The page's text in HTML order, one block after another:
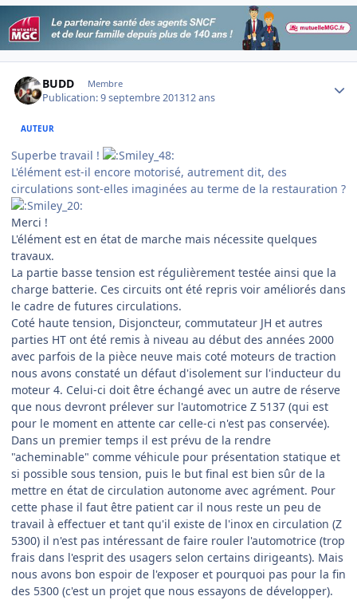
BUDD Membre
Publication:9 septembre 201312 ans
AUTEUR
Superbe travail !
L'élément est-il encore motorisé, autrement dit, des
circulations sont-elles imaginées au terme de la restauration ?
Merci !
L'élément est en état de marche mais nécessite quelques
travaux.
La partie basse tension est régulièrement testée ainsi que la
charge batterie. Ces circuits ont été repris voir améliorés dans
le cadre de futures circulations.
Coté haute tension, Disjoncteur, commutateur JH et autres
parties HT ont été remis à niveau au début des années 2000
avec parfois de la pièce neuve mais coté moteurs de traction
nous avons constaté un défaut d'isolement sur l'inducteur du
moteur 4. Celui-ci doit être échangé avec un autre de réserve
que nous devront prélever sur l'automotrice Z 5137 (qui est
pour le moment en attente car celle-ci n'est pas conservée).
Dans un premier temps il est prévu de la rendre
"acheminable" comme véhicule pour présentation statique et
si possible sous tension, puis le but final est bien sûr de la
mettre en état de circulation autonome avec agrément. Pour
cette phase il faut être patient car il nous reste un peu de
travail à effectuer et tant qu'il existe de l'inox en circulation (Z
5300) il n'est pas intéressant de faire rouler l'automotrice (trop
frais dans l'esprit des usagers selon certains dirigeants). Mais
nous avons bon espoir de l'exposer et pourquoi pas pour la fin
des 5300 (c'est un projet que nous essayons de développer).